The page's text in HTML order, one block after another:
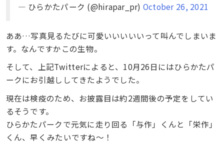
— ひらかたパーク (@hirapar_pr) October 26, 2021
ああ…写真見るたびに可愛いいいいいって叫んでしまいま
す。なんですかこの生物。
そして、上記Twitterによると、10月26日にはひらかたパ
ークにお引越ししてきたようでした。
現在は検疫のため、お披露目は約2週間後の予定をしてい
るそうです。
ひらかたパークで元気に走り回る「与作」くんと「栄作」
くん、早くみたいですね〜！